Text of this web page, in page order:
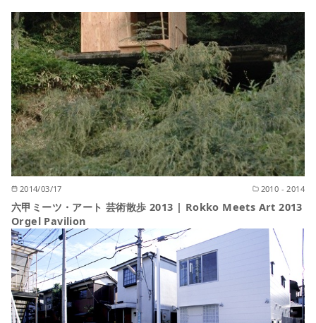
2014/03/17 2010 - 2014
六甲ミーツ・アート 芸術散歩 2013 | Rokko Meets Art 2013
Orgel Pavilion